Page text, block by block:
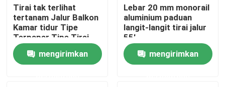
Rumah
Produk
Tirai tak terlihat
tertanam Jalur Balkon
Kamar tidur Tipe
Terpapar Tipe Tirai
Ular
mengirimkan
Lebar 20 mm monorail
aluminium paduan
langit-langit tirai jalur
55'
mengirimkan